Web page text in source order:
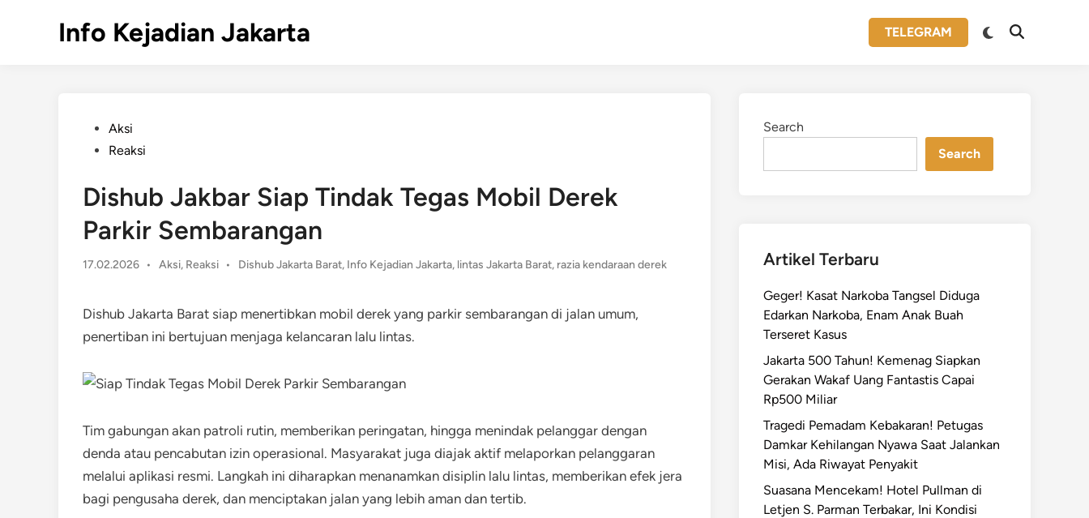
Info Kejadian Jakarta TELEGRAM
Switch
Open
PostedAksi
Reaksi
Dishub Jakbar Siap Tindak Tegas Mobil Derek
Parkir Sembarangan
17.02.2026 •
Posted
Aksi, Reaksi • Dishub Jakarta Barat, Info Kejadian Jakarta, lintas Jakarta Barat, razia kendaraan derek
Dishub Jakarta Barat siap menertibkan mobil derek yang parkir sembarangan di jalan umum,
penertiban ini bertujuan menjaga kelancaran lalu lintas.
Tim gabungan akan patroli rutin, memberikan peringatan, hingga menindak pelanggar dengan
denda atau pencabutan izin operasional. Masyarakat juga diajak aktif melaporkan pelanggaran
melalui aplikasi resmi. Langkah ini diharapkan menanamkan disiplin lalu lintas, memberikan efek jera
bagi pengusaha derek, dan menciptakan jalan yang lebih aman dan tertib.
Search
Search
Artikel Terbaru
Geger! Kasat Narkoba Tangsel Diduga
Edarkan Narkoba, Enam Anak Buah
Terseret Kasus
Jakarta 500 Tahun! Kemenag Siapkan
Gerakan Wakaf Uang Fantastis Capai
Rp500 Miliar
Tragedi Pemadam Kebakaran! Petugas
Damkar Kehilangan Nyawa Saat Jalankan
Misi, Ada Riwayat Penyakit
Suasana Mencekam! Hotel Pullman di
Letjen S. Parman Terbakar, Ini Kondisi